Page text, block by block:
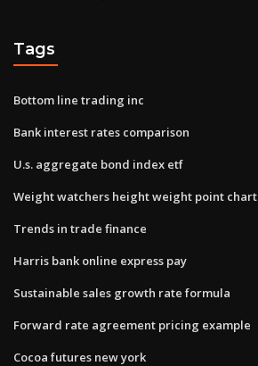
Tags
Bottom line trading inc
Bank interest rates comparison
U.s. aggregate bond index etf
Weight watchers height weight point chart
Trends in trade finance
Harris bank online express pay
Sustainable sales growth rate formula
Forward rate agreement pricing example
Cocoa futures new york